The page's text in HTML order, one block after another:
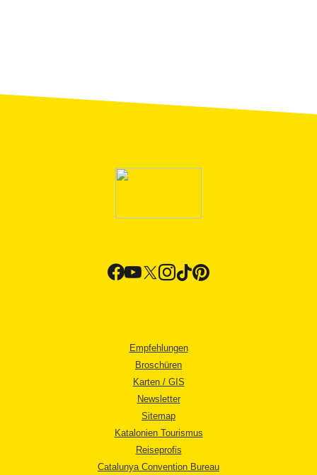
Empfehlungen
Broschüren
Karten / GIS
Newsletter
Sitemap
Katalonien Tourismus
Reiseprofis
Catalunya Convention Bureau